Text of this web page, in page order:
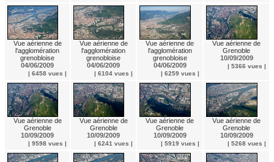
Vue aérienne de
l'agglomération
grenobloise
04/06/2009
| 6458 vues |
Vue aérienne de
l'agglomération
grenobloise
04/06/2009
| 6104 vues |
Vue aérienne de
l'agglomération
grenobloise
04/06/2009
| 6259 vues |
Vue aérienne de
Grenoble
10/09/2009
| 5366 vues |
Vue aérienne de
Grenoble
10/09/2009
| 9598 vues |
Vue aérienne de
Grenoble
10/09/2009
| 6241 vues |
Vue aérienne de
Grenoble
10/09/2009
| 5919 vues |
Vue aérienne de
Grenoble
10/09/2009
| 5268 vues |